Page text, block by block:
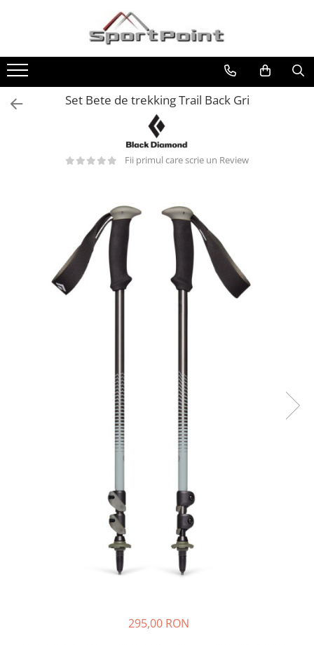
Toate Produsele
ALPINISM
Nuci si Frienduri
Corzi si Cordeline
Suruburi de gheata
Lopeti de zapada / avalansa
RACHETE DE ZAPADA
Rucsaci pana la 30 litri
Set Bete de trekking Trail Back Gri
Fii primul care scrie un Review
295,00 RON